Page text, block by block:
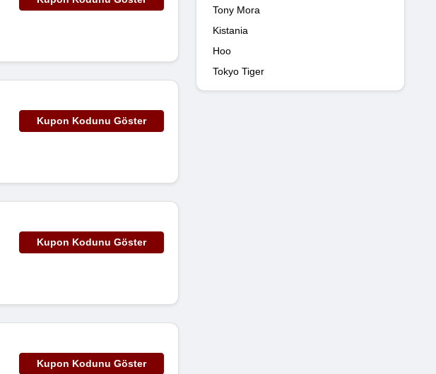
Kupon Kodunu Göster
Kupon Kodunu Göster
Kupon Kodunu Göster
Tony Mora
Kistania
Hoo
Tokyo Tiger